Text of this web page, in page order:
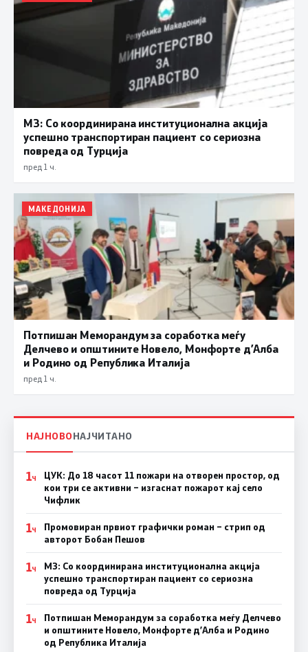
МЗ: Со координирана институционална акција
успешно транспортиран пациент со сериозна
повреда од Турција
пред 1 ч.
МАКЕДОНИЈА
Потпишан Меморандум за соработка меѓу
Делчево и општините Новело, Монфорте д’Алба
и Родино од Република Италија
пред 1 ч.
НАЈНОВОНАЈЧИТАНО
1Ч
ЦУК: До 18 часот 11 пожари на отворен простор, од
кои три се активни – изгаснат пожарот кај село
Чифлик
1Ч
Промовиран првиот графички роман – стрип од
авторот Бобан Пешов
1Ч
МЗ: Со координирана институционална акција
успешно транспортиран пациент со сериозна
повреда од Турција
1Ч
Потпишан Меморандум за соработка меѓу Делчево
и општините Новело, Монфорте д’Алба и Родино
од Република Италија